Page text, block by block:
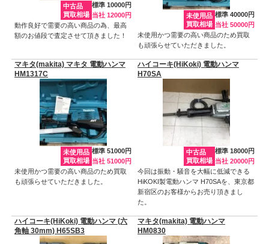
中古品
買取相場
標準 10000円
当社 12000円
動作良好で需要の高い商品の為、最高
額のお値段で査定させて頂きました！
未使用品
買取相場
標準 40000円
当社 50000円
未使用かつ需要の高い商品のため買取
も頑張らせていただきました。
マキタ(makita) マキタ 電動ハンマ
HM1317C
未使用品
買取相場
標準 51000円
当社 51000円
未使用かつ需要の高い商品のため買取
も頑張らせていただきました。
ハイコーキ(HiKoki) 電動ハンマ
H70SA
中古品
買取相場
標準 18000円
当社 20000円
今回は振動・騒音を大幅に低減できる
HiKOKI製電動ハンマ H70SAを、東京都
新宿区のお客様からお売り頂きまし
た。
ハイコーキ(HiKoki) 電動ハンマ (六
角軸 30mm) H65SB3
マキタ(makita) 電動ハンマ
HM0830